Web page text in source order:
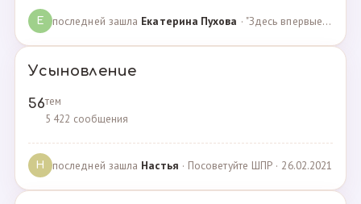
Е последней зашла Екатерина Пухова · "Здесь впервые поверили в моего сына и подарили над… · 09.09.2019
Усыновление
56тем
5 422 сообщения
Н последней зашла Настья · Посоветуйте ШПР · 26.02.2021